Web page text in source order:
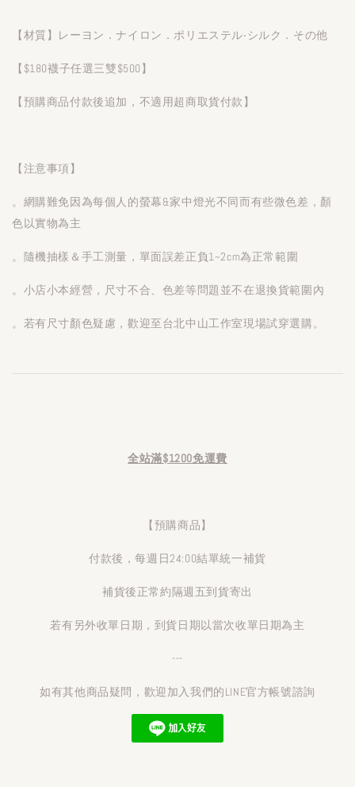
【材質】レーヨン．ナイロン．ポリエステル‧シルク．その他
【$180襪子任選三雙$500】
【預購商品付款後追加，不適用超商取貨付款】
【注意事項】
。網購難免因為每個人的螢幕&家中燈光不同而有些微色差，顏
色以實物為主
。隨機抽樣＆手工測量，單面誤差正負1~2cm為正常範圍
。小店小本經營，尺寸不合、色差等問題並不在退換貨範圍內
。若有尺寸顏色疑慮，歡迎至台北中山工作室現場試穿選購。
全站滿$1200免運費
【預購商品】
付款後，每週日24:00結單統一補貨
補貨後正常約隔週五到貨寄出
若有另外收單日期，到貨日期以當次收單日期為主
---
如有其他商品疑問，歡迎加入我們的LINE官方帳號諮詢